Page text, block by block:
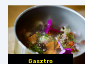
Gasztro